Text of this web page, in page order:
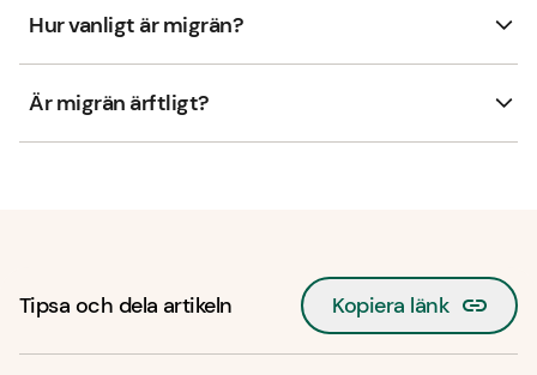
Hur vanligt är migrän?
Är migrän ärftligt?
Tipsa och dela artikeln Kopiera länk